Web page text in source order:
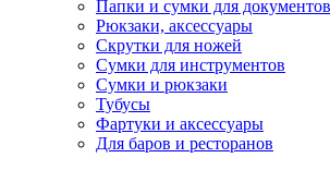
Папки и сумки для документов
Рюкзаки, аксессуары
Скрутки для ножей
Сумки для инструментов
Сумки и рюкзаки
Тубусы
Фартуки и аксессуары
Для баров и ресторанов